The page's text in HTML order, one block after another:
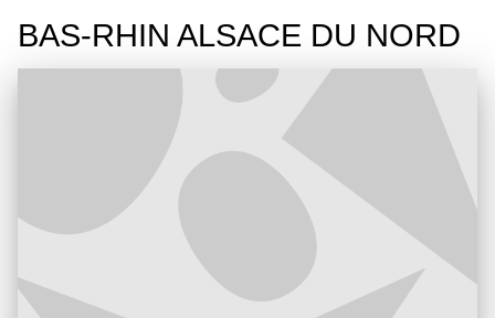
BAS-RHIN ALSACE DU NORD